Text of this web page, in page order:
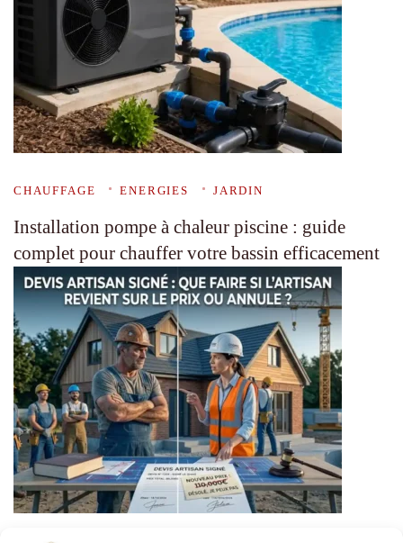
CHAUFFAGE ENERGIES JARDIN
Installation pompe à chaleur piscine : guide
complet pour chauffer votre bassin efficacement